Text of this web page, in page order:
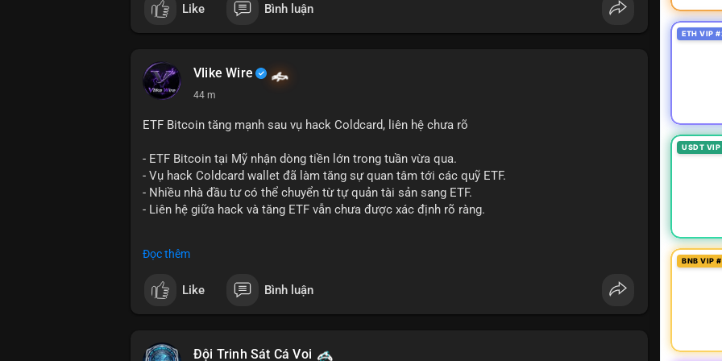
dụng giá trị giảm để bù đắp biến động.
- Cơ quan quản lý Hồng Kông bắt đầu cấp giấy phép stablecoin theo khung mới nghiêm
- Tòa án Nga công nhận crypto là tài sản pháp lý, thiết lập tiền lệ cho các vụ án hình sự và
dân sự.
- Trump hy vọng ký luật cơ cấu thị trường crypto sớm, dù vẫn còn rào cản pháp lý.
Ethereum.
lương bằng BTC.
#binancesquare #cryptonews #btc #eth #sol #xrp #cc #sky #sand
📰 Nguồn: Decrypt
Like Bình luận
Vlike Wire
44 m
ETF Bitcoin tăng mạnh sau vụ hack Coldcard, liên hệ chưa rõ
- ETF Bitcoin tại Mỹ nhận dòng tiền lớn trong tuần vừa qua.
- Vụ hack Coldcard wallet đã làm tăng sự quan tâm tới các quỹ ETF.
- Nhiều nhà đầu tư có thể chuyển từ tự quản tài sản sang ETF.
- Liên hệ giữa hack và tăng ETF vẫn chưa được xác định rõ ràng.
#vlikevn #titanbot
📰 Nguồn: Cointelegraph
Đọc thêm
Like Bình luận
Đội Trinh Sát Cá Voi
ETH VIP
USDT
BNB VIP